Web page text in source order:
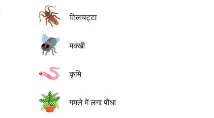
🪳 तिलचट्टा
🪰 मक्खी
🪱 कृमि
🪴 गमले में लगा पौधा